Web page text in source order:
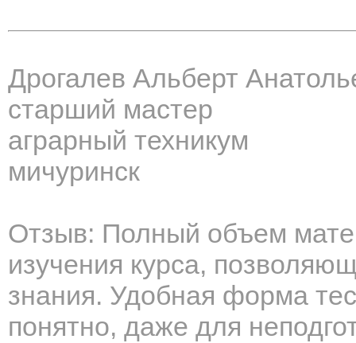
Дрогалев Альберт
старший мастер
аграрный техникум
мичуринск
Отзыв: Полный объем
изучения курса,
знания. Удобная форма
понятно, даже для